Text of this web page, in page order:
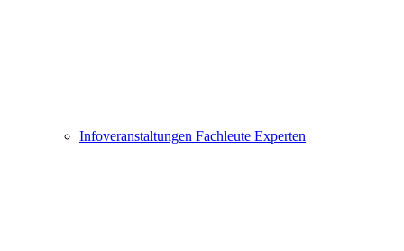
Infoveranstaltungen Fachleute Experten